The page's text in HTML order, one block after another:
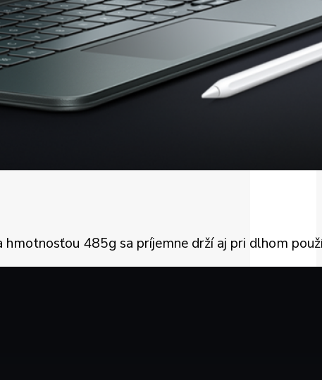
485g sa príjemne drží aj pri dlhom